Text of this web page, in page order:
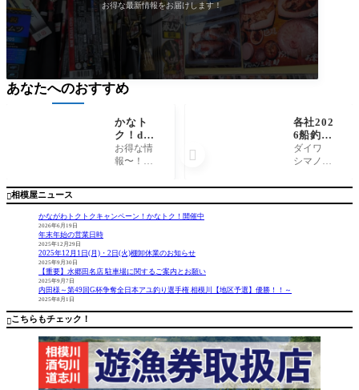
お得な最新情報をお届けします！
相模屋ニュース
かながわトクトクキャンペーン！かなトク！開催中
2026年6月19日
年末年始の営業日時
2025年12月29日
2025年12月1日(月)・2日(火)棚卸休業のお知らせ
2025年9月30日
【重要】水郷田名店 駐車場に関するご案内とお願い
2025年9月7日
内田様～第49回G杯争奪全日本アユ釣り選手権 相模川【地区予選】優勝！！～
2025年8月1日
こちらもチェック！
あなたへのおすすめ
かなト
ク！d払
いとメル
Pay追
お得な情
報〜！神
トクキャ
ご存知で
ッシュレ
購入する
とポイン
されま
す。 当店
各社202
6船釣り
用品新製
品発表さ
た！！御
ダイワ
シマノの
販売中で
れまし
た。皆様
は足を
